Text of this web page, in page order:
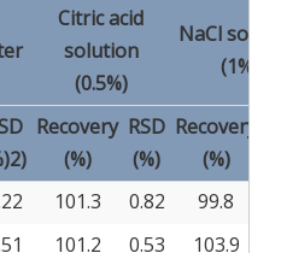
Citric acid
solution
(0.5%)
NaCl
(1%)
Recovery
(%)
RSD
(%)
Recovery
(%)
101.3 0.82 99.8
101.2 0.53 103.9